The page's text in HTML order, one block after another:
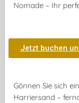
Nomade – Ihr
Jetzt buchen
Gönnen Sie sich
Harriersand –